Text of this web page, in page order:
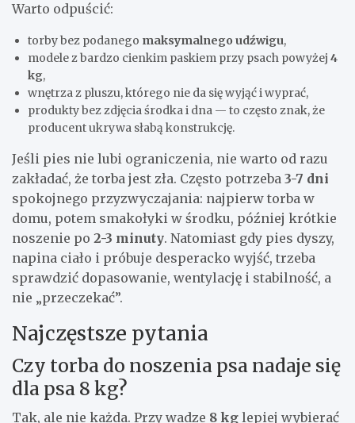
Warto odpuścić:
torby bez podanego maksymalnego udźwigu,
modele z bardzo cienkim paskiem przy psach powyżej 4
kg,
wnętrza z pluszu, którego nie da się wyjąć i wyprać,
produkty bez zdjęcia środka i dna — to często znak, że
producent ukrywa słabą konstrukcję.
Jeśli pies nie lubi ograniczenia, nie warto od razu
zakładać, że torba jest zła. Często potrzeba 3-7 dni
spokojnego przyzwyczajania: najpierw torba w
domu, potem smakołyki w środku, później krótkie
noszenie po 2-3 minuty. Natomiast gdy pies dyszy,
napina ciało i próbuje desperacko wyjść, trzeba
sprawdzić dopasowanie, wentylację i stabilność, a
nie „przeczekać”.
Najczęstsze pytania
Czy torba do noszenia psa nadaje się
dla psa 8 kg?
Tak, ale nie każda. Przy wadze 8 kg lepiej wybierać